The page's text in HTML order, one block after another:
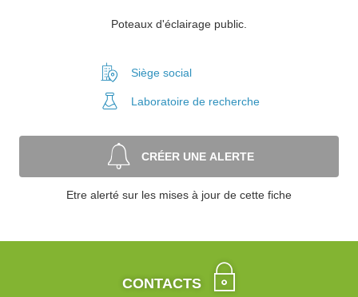
Poteaux d'éclairage public.
Siège social
Laboratoire de recherche
CRÉER UNE ALERTE
Etre alerté sur les mises à jour de cette fiche
CONTACTS